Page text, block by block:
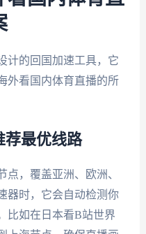
计的回国加速工具，它
外看国内体育直播的所
荐最优线路
点，覆盖亚洲、欧洲、
器时，它会自动检测你
比如在日本看B站世界